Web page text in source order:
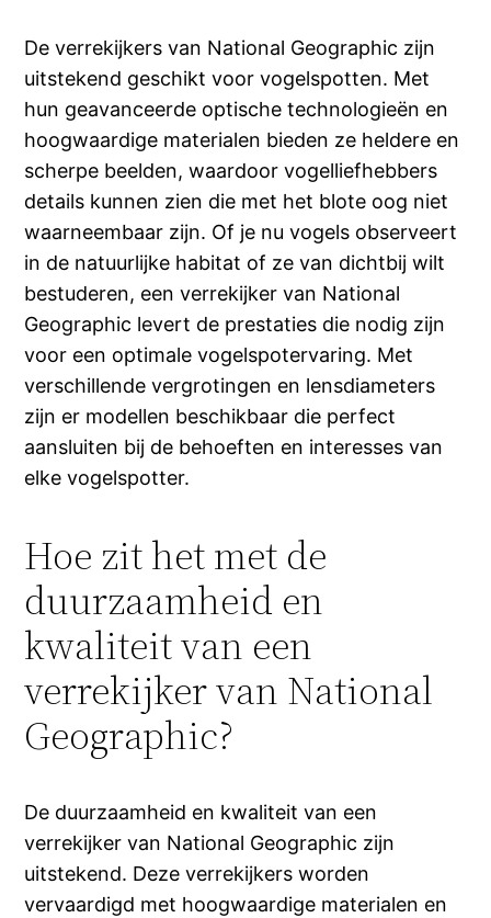
De verrekijkers van National Geographic zijn
uitstekend geschikt voor vogelspotten. Met
hun geavanceerde optische technologieën en
hoogwaardige materialen bieden ze heldere en
scherpe beelden, waardoor vogelliefhebbers
details kunnen zien die met het blote oog niet
waarneembaar zijn. Of je nu vogels observeert
in de natuurlijke habitat of ze van dichtbij wilt
bestuderen, een verrekijker van National
Geographic levert de prestaties die nodig zijn
voor een optimale vogelspotervaring. Met
verschillende vergrotingen en lensdiameters
zijn er modellen beschikbaar die perfect
aansluiten bij de behoeften en interesses van
elke vogelspotter.
Hoe zit het met de
duurzaamheid en
kwaliteit van een
verrekijker van National
Geographic?
De duurzaamheid en kwaliteit van een
verrekijker van National Geographic zijn
uitstekend. Deze verrekijkers worden
vervaardigd met hoogwaardige materialen en